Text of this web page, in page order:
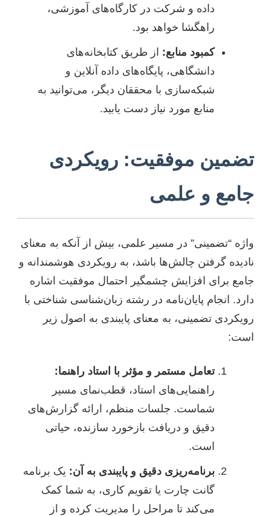
داده و شرکت در کارگاه‌های آموزشی،
راهگشا خواهد بود.
کمبود منابع: از طریق کتابخانه‌های
دانشگاهی، پایگاه‌های داده آنلاین و
شبکه‌سازی با محققان دیگر، می‌توانید به
منابع مورد نیاز دست یابید.
تضمین موفقیت: رویکردی
جامع و علمی
واژه “تضمینی” در مسیر علمی، بیش از آنکه به معنای
نادیده گرفتن چالش‌ها باشد، به رویکردی هوشمندانه و
جامع برای افزایش چشمگیر احتمال موفقیت اشاره
دارد. انجام پایان‌نامه در رشته زبان‌شناسی شناختی با
رویکردی تضمینی، به معنای پایبندی به اصول زیر
است:
تعامل مستمر و مؤثر با استاد راهنما:
راهنمایی‌های استاد، قطب‌نمای مسیر
شماست. جلسات منظم، ارائه گزارش‌های
دقیق و دریافت بازخورد سازنده، حیاتی
است.
برنامه‌ریزی دقیق و پایبندی به آن: یک برنامه
گانت چارت یا تقویم کاری، به شما کمک
می‌کند تا مراحل را مدیریت کرده و از